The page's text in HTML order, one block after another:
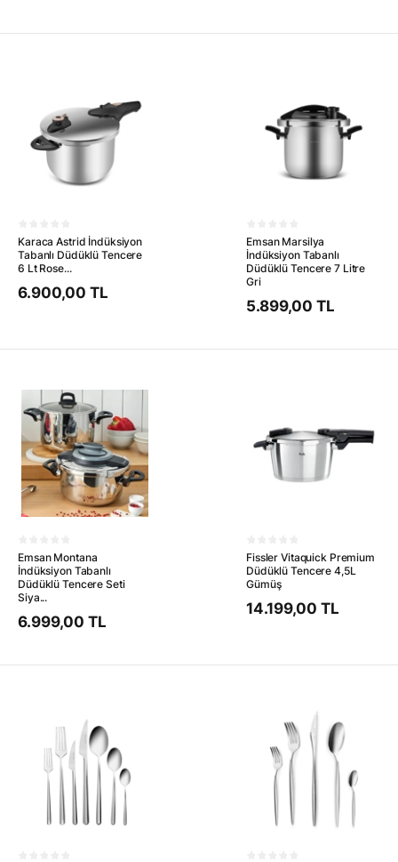
Karaca Astrid İndüksiyon
Tabanlı Düdüklü Tencere
6 Lt Rose...
6.900,00 TL
Emsan Marsilya
İndüksiyon Tabanlı
Düdüklü Tencere 7 Litre
Gri
5.899,00 TL
Emsan Montana
İndüksiyon Tabanlı
Düdüklü Tencere Seti
Siya...
6.999,00 TL
Fissler Vitaquick Premium
Düdüklü Tencere 4,5L
Gümüş
14.199,00 TL